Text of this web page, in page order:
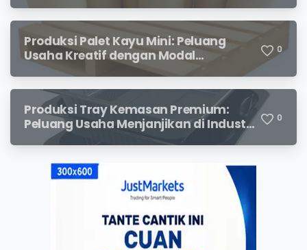
Produksi Palet Kayu Mini: Peluang
Usaha Kreatif dengan Modal
Terjangkau dan Potensi Keuntungan
0
Produksi Tray Kemasan Premium:
Peluang Usaha Menjanjikan di Industri
Packaging Modern
0